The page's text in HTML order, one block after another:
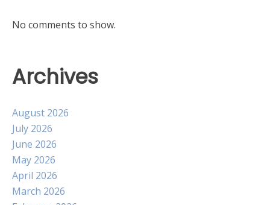
No comments to show.
Archives
August 2026
July 2026
June 2026
May 2026
April 2026
March 2026